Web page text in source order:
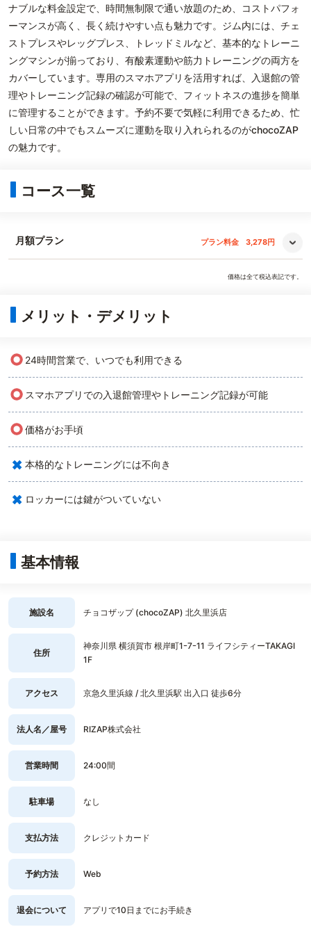
ナブルな料金設定で、時間無制限で通い放題のため、コストパフォ
ーマンスが高く、長く続けやすい点も魅力です。ジム内には、チェ
ストプレスやレッグプレス、トレッドミルなど、基本的なトレーニ
ングマシンが揃っており、有酸素運動や筋力トレーニングの両方を
カバーしています。専用のスマホアプリを活用すれば、入退館の管
理やトレーニング記録の確認が可能で、フィットネスの進捗を簡単
に管理することができます。予約不要で気軽に利用できるため、忙
しい日常の中でもスムーズに運動を取り入れられるのがchocoZAP
の魅力です。
コース一覧
月額プラン プラン料金 3,278円
価格は全て税込表記です。
メリット・デメリット
○ 24時間営業で、いつでも利用できる
○ スマホアプリでの入退館管理やトレーニング記録が可能
○価格がお手頃
× 本格的なトレーニングには不向き
× ロッカーには鍵がついていない
基本情報
施設名 チョコザップ (chocoZAP) 北久里浜店
住所
神奈川県 横須賀市 根岸町1ｰ7ｰ11 ライフシティーTAKAGI
1F
アクセス 京急久里浜線 / 北久里浜駅 出入口 徒歩6分
法人名／屋号 RIZAP株式会社
営業時間 24:00間
駐車場 なし
支払方法 クレジットカード
予約方法 Web
退会について アプリで10日までにお手続き